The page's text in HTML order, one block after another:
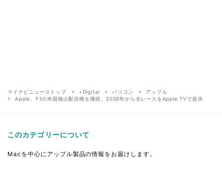
マイナビニューストップ +Digital パソコン
アップル
Apple、F1の米国独占配信権を獲得、2026年から全レースをApple TVで提供
このカテゴリーについて
Macを中心にアップル製品の情報をお届けします。